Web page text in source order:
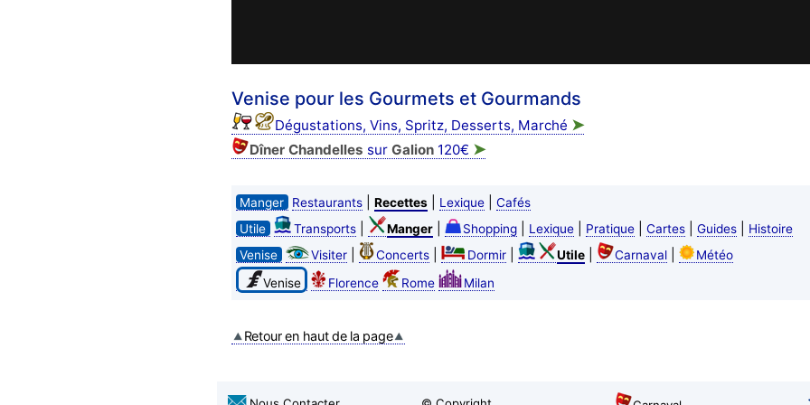
Venise pour les Gourmets et Gourmands
Dégustations, Vins, Spritz, Desserts, Marché ➤
Dîner Chandelles sur Galion120€ ➤
Manger Restaurants| Recettes| Lexique| Cafés
Utile
Transports| Manger| Shopping| Lexique| Pratique| Cartes| Guides|
Histoire
Venise
Visiter| Concerts| Dormir| Utile| Carnaval|
Météo
Venise
Florence Rome Milan
Retour en haut de la page